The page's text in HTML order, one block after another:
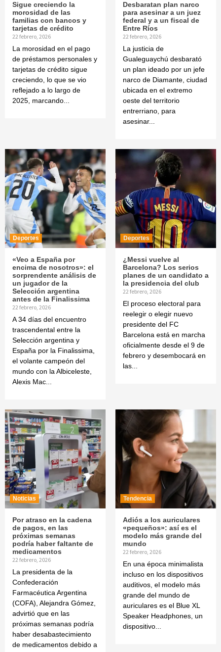
Sigue creciendo la
morosidad de las
familias con bancos y
tarjetas de crédito
22 febrero, 2026
La morosidad en el pago
de préstamos personales y
tarjetas de crédito sigue
creciendo, lo que se vio
reflejado a lo largo de
2025, marcando...
Desbaratan plan narco
para asesinar a un juez
federal y a un fiscal de
Entre Ríos
22 febrero, 2026
La justicia de
Gualeguaychú desbarató
un plan ideado por un jefe
narco de Diamante, ciudad
ubicada en el extremo
oeste del territorio
entrerriano, para
asesinar...
Deportes
«Veo a España por
encima de nosotros»: el
sorprendente análisis de
un jugador de la
Selección argentina
antes de la Finalissima
22 febrero, 2026
A 34 días del encuentro
trascendental entre la
Selección argentina y
España por la Finalissima,
el volante campeón del
mundo con la Albiceleste,
Alexis Mac...
Deportes
¿Messi vuelve al
Barcelona? Los serios
planes de un candidato a
la presidencia del club
22 febrero, 2026
El proceso electoral para
reelegir o elegir nuevo
presidente del FC
Barcelona está en marcha
oficialmente desde el 9 de
febrero y desembocará en
las...
Noticias
Por atraso en la cadena
de pagos, en las
próximas semanas
podría haber faltante de
medicamentos
22 febrero, 2026
La presidenta de la
Confederación
Farmacéutica Argentina
(COFA), Alejandra Gómez,
advirtió que en las
próximas semanas podría
haber desabastecimiento
de medicamentos debido a
Tendencia
Adiós a los auriculares
«pequeños»: así es el
modelo más grande del
mundo
22 febrero, 2026
En una época minimalista
incluso en los dispositivos
auditivos, el modelo más
grande del mundo de
auriculares es el Blue XL
Speaker Headphones, un
dispositivo...